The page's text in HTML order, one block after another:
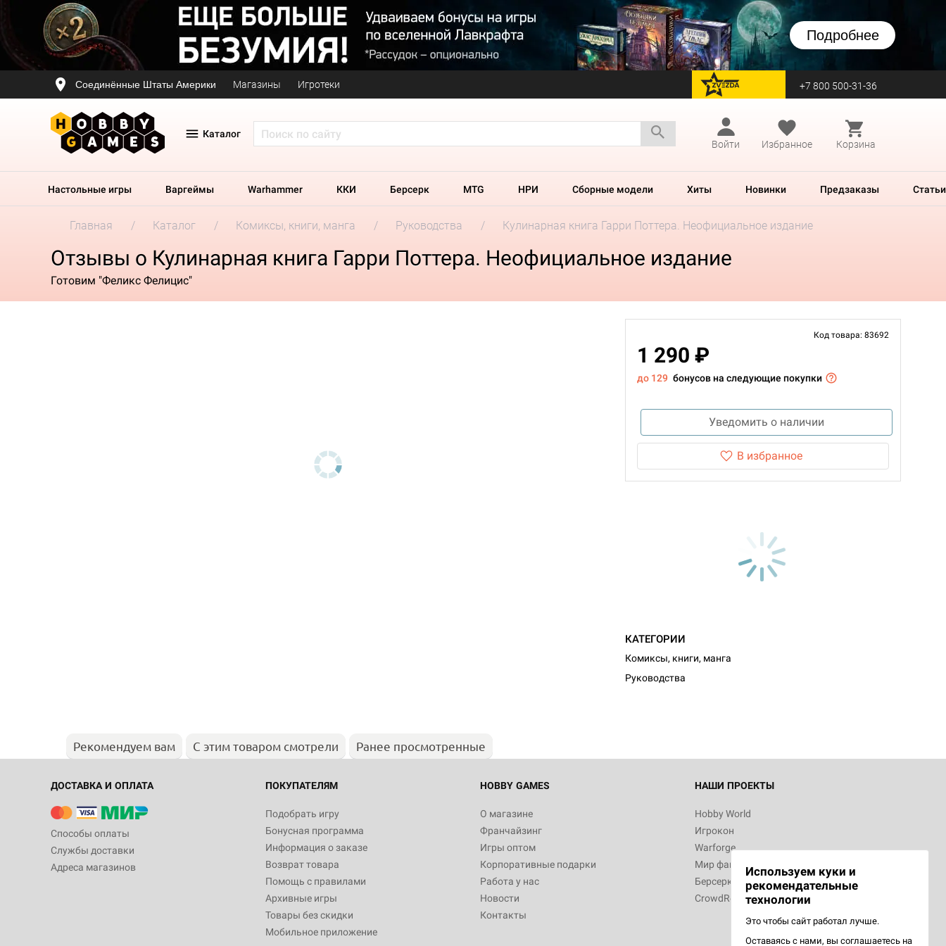
Подробнее
Соединённые Штаты Америки Магазины Игротеки перейти на Zvezda +7 800 500-31-36
Каталог
Войти
Избранное Корзина
Настольные игры Варгеймы Warhammer ККИ Берсерк MTG НРИ Сборные модели Хиты Новинки Предзаказы Статьи
Главная Каталог Комиксы, книги, манга Руководства Кулинарная книга Гарри Поттера. Неофициальное издание
Отзывы о Кулинарная книга Гарри Поттера. Неофициальное издание
Готовим "Феликс Фелицис"
Код товара: 83692
1 290 ₽
до 129 бонусов на следующие покупки
Уведомить о наличии
В избранное
КАТЕГОРИИ
Комиксы, книги, манга
Руководства
Рекомендуем вам С этим товаром смотрели Ранее просмотренные
ДОСТАВКА И ОПЛАТА
Способы оплаты
Службы доставки
Адреса магазинов
ПОКУПАТЕЛЯМ
Подобрать игру
Бонусная программа
Информация о заказе
Возврат товара
Помощь с правилами
Архивные игры
Товары без скидки
Мобильное приложение
HOBBY GAMES
О магазине
Франчайзинг
Игры оптом
Корпоративные подарки
Работа у нас
Новости
Контакты
НАШИ ПРОЕКТЫ
Hobby World
Игрокон
Warforge
Мир фантастики
Берсерк
CrowdRepublic
Используем куки и
рекомендательные
технологии
Это чтобы сайт работал лучше.
Оставаясь с нами, вы соглашаетесь на